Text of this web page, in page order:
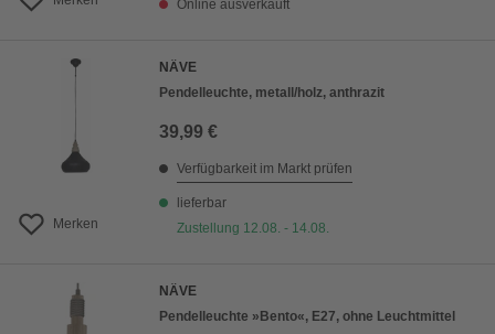
Online ausverkauft
Merken
NÄVE
Pendelleuchte, metall/holz, anthrazit
39,99 €
Verfügbarkeit im Markt prüfen
lieferbar
Zustellung 12.08. - 14.08.
NÄVE
Pendelleuchte »Bento«, E27, ohne Leuchtmittel